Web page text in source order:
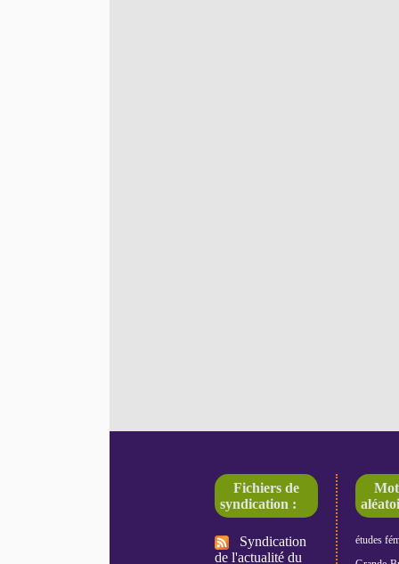
Fichiers de
syndication :
Syndication
de l'actualité du
études